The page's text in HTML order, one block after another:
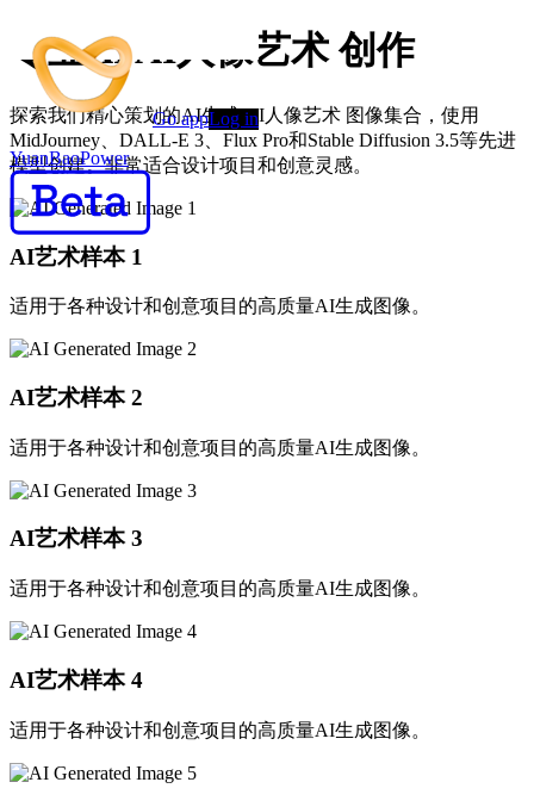
YuanBaoPower
Go appLog in
专业AI AI人像艺术 创作
探索我们精心策划的AI生成 AI人像艺术 图像集合，使用
MidJourney、DALL-E 3、Flux Pro和Stable Diffusion 3.5等先进
模型创建。非常适合设计项目和创意灵感。
AI艺术样本 1
适用于各种设计和创意项目的高质量AI生成图像。
AI艺术样本 2
适用于各种设计和创意项目的高质量AI生成图像。
AI艺术样本 3
适用于各种设计和创意项目的高质量AI生成图像。
AI艺术样本 4
适用于各种设计和创意项目的高质量AI生成图像。